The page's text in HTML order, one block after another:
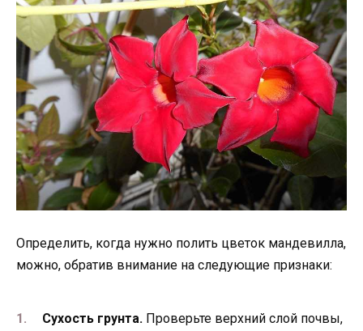
Определить, когда нужно полить цветок мандевилла,
можно, обратив внимание на следующие признаки:
Сухость грунта. Проверьте верхний слой почвы,